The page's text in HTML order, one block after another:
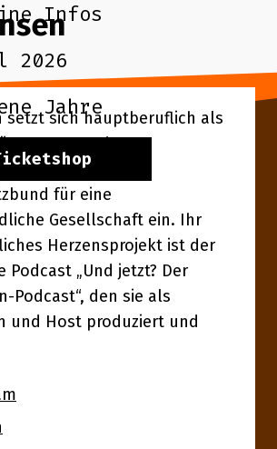
Infos
2026
Jahre
setzt sich hauptberuflich als
Presse- und
beim
für eine
Gesellschaft ein. Ihr
Herzensprojekt ist der
Podcast „Und jetzt? Der
Podcast“, den sie als
und Host produziert und